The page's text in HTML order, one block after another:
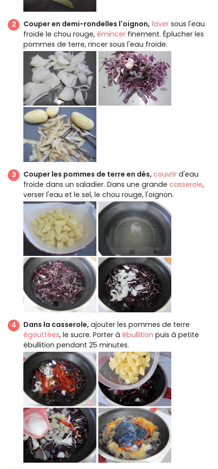
Couper en demi-rondelles l'oignon, laver sous l'eau
froide le chou rouge, émincer finement. Éplucher les
pommes de terre, rincer sous l'eau froide.
Couper les pommes de terre en dés, couvrir d'eau
froide dans un saladier. Dans une grande casserole,
verser l'eau et le sel, le chou rouge, l'oignon.
Dans la casserole, ajouter les pommes de terre
égouttées, le sucre. Porter à ébullition puis à petite
ébullition pendant 25 minutes.